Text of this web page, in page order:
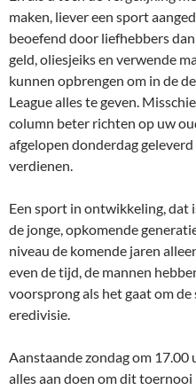
maken, liever een sport
beoefend door liefhebbers
geld, oliesjeiks en verwende
kunnen opbrengen om in de
League alles te geven.
column beter richten op uw
afgelopen donderdag
verdienen.
Een sport in ontwikkeling, dat
de jonge, opkomende
niveau de komende jaren
even de tijd, de mannen
voorsprong als het gaat om
eredivisie.
Aanstaande zondag om
alles aan doen om dit